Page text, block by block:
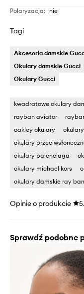
Polaryzacja: nie
Tagi
Akcesoria damskie
Okulary damskie Gucci
Okulary Gucci
kwadratowe okulary
rayban aviator
oakley okulary
okulary
okulary balenciaga
okulary michael kors
okulary damskie ray ban
Opinie o produkcie
Sprawdź podobne